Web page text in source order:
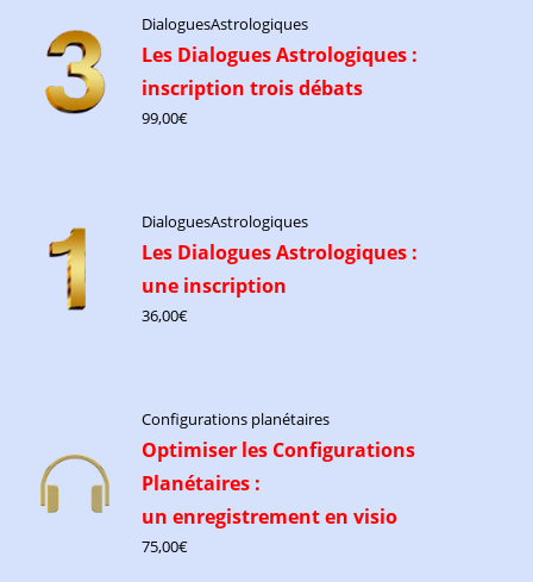
DialoguesAstrologiques
Les Dialogues Astrologiques :
inscription trois débats
99,00€
DialoguesAstrologiques
Les Dialogues Astrologiques :
une inscription
36,00€
Configurations planétaires
Optimiser les Configurations
Planétaires :
un enregistrement en visio
75,00€